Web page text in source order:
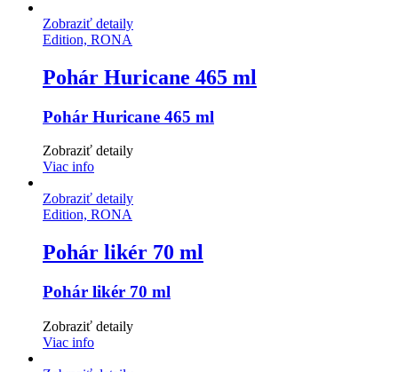
Zobraziť detaily
Edition, RONA
Pohár Huricane 465 ml
Pohár Huricane 465 ml
Zobraziť detaily
Viac info
Zobraziť detaily
Edition, RONA
Pohár likér 70 ml
Pohár likér 70 ml
Zobraziť detaily
Viac info